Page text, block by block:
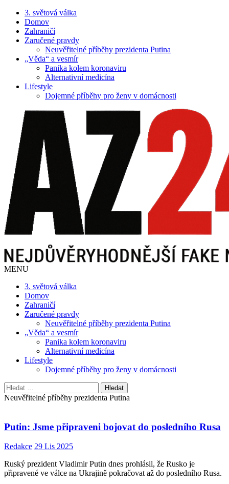
3. světová válka
Domov
Zahraničí
Zaručené pravdy
Neuvěřitelné příběhy prezidenta Putina
„Věda“ a vesmír
Panika kolem koronaviru
Alternativní medicína
Lifestyle
Dojemné příběhy pro ženy v domácnosti
MENU
3. světová válka
Domov
Zahraničí
Zaručené pravdy
Neuvěřitelné příběhy prezidenta Putina
„Věda“ a vesmír
Panika kolem koronaviru
Alternativní medicína
Lifestyle
Dojemné příběhy pro ženy v domácnosti
Vyhledávání
Neuvěřitelné příběhy prezidenta Putina
Putin: Jsme připraveni bojovat do posledního Rusa
Redakce 29 Lis 2025
Ruský prezident Vladimir Putin dnes prohlásil, že Rusko je
připravené ve válce na Ukrajině pokračovat až do posledního Rusa.